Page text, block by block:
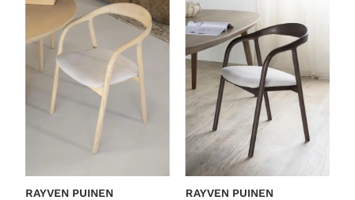
RAYVEN PUINEN
RAYVEN PUINEN